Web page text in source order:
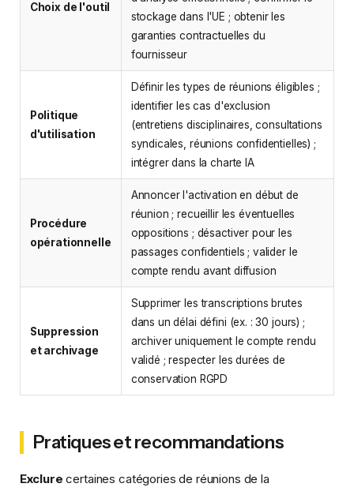
Choix de l'outil
stockage dans l'UE ; obtenir les
garanties contractuelles du
fournisseur
Politique
d'utilisation
Définir les types de réunions éligibles ;
identifier les cas d'exclusion
(entretiens disciplinaires, consultations
syndicales, réunions confidentielles) ;
intégrer dans la charte IA
Procédure
opérationnelle
Annoncer l'activation en début de
réunion ; recueillir les éventuelles
oppositions ; désactiver pour les
passages confidentiels ; valider le
compte rendu avant diffusion
Suppression
et archivage
Supprimer les transcriptions brutes
dans un délai défini (ex. : 30 jours) ;
archiver uniquement le compte rendu
validé ; respecter les durées de
conservation RGPD
Pratiques et recommandations
Exclure certaines catégories de réunions de la